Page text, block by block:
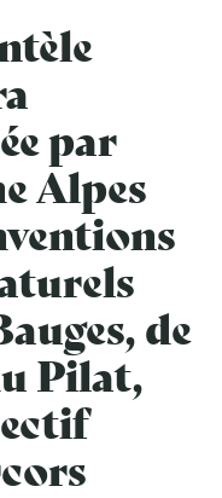
par
Alpes
de
Pilat,